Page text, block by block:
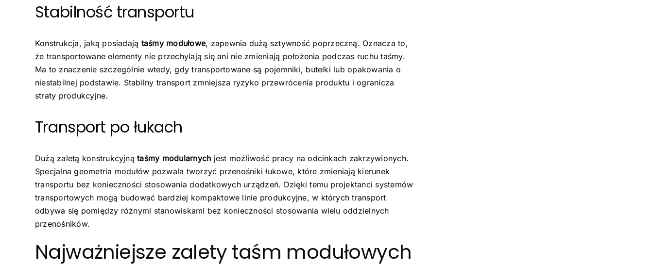
Stabilność transportu
Konstrukcja, jaką posiadają taśmy modułowe, zapewnia dużą sztywność poprzeczną. Oznacza to,
że transportowane elementy nie przechylają się ani nie zmieniają położenia podczas ruchu taśmy.
Ma to znaczenie szczególnie wtedy, gdy transportowane są pojemniki, butelki lub opakowania o
niestabilnej podstawie. Stabilny transport zmniejsza ryzyko przewrócenia produktu i ogranicza
straty produkcyjne.
Transport po łukach
Dużą zaletą konstrukcyjnątaśmy modularnych jest możliwość pracy na odcinkach zakrzywionych.
Specjalna geometria modułów pozwala tworzyć przenośniki łukowe, które zmieniają kierunek
transportu bez konieczności stosowania dodatkowych urządzeń. Dzięki temu projektanci systemów
transportowych mogą budować bardziej kompaktowe linie produkcyjne, w których transport
odbywa się pomiędzy różnymi stanowiskami bez konieczności stosowania wielu oddzielnych
przenośników.
Najważniejsze zalety taśm modułowych